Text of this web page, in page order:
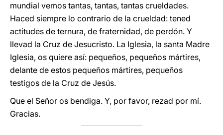
mundial vemos tantas, tantas, tantas crueldades.
Haced siempre lo contrario de la crueldad: tened
actitudes de ternura, de fraternidad, de perdón. Y
llevad la Cruz de Jesucristo. La Iglesia, la santa Madre
Iglesia, os quiere así: pequeños, pequeños mártires,
delante de estos pequeños mártires, pequeños
testigos de la Cruz de Jesús.
Que el Señor os bendiga. Y, por favor, rezad por mí.
Gracias.